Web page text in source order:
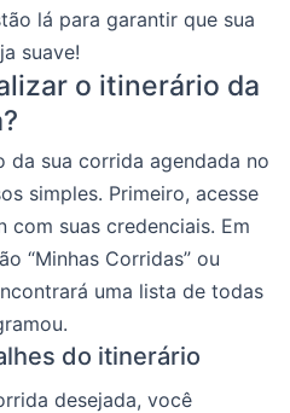
lá para garantir que sua
suave!
o itinerário da
da sua corrida agendada no
simples. Primeiro, acesse
suas credenciais. Em
“Minhas Corridas” ou
uma lista de todas
do itinerário
desejada, você